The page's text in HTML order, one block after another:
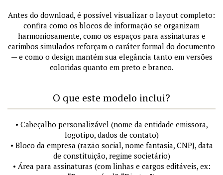
Antes do download, é possível visualizar o layout completo:
confira como os blocos de informação se organizam
harmoniosamente, como os espaços para assinaturas e
carimbos simulados reforçam o caráter formal do documento
— e como o design mantém sua elegância tanto em versões
coloridas quanto em preto e branco.
O que este modelo inclui?
• Cabeçalho personalizável (nome da entidade emissora,
logotipo, dados de contato)
• Bloco da empresa (razão social, nome fantasia, CNPJ, data
de constituição, regime societário)
• Área para assinaturas (com linhas e cargos editáveis, ex: